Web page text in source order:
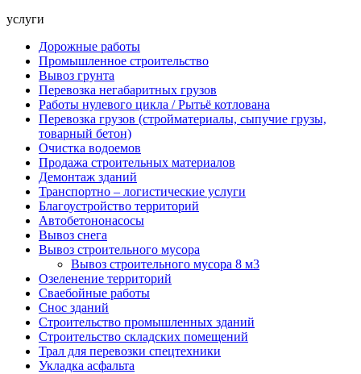
услуги
Дорожные работы
Промышленное строительство
Вывоз грунта
Перевозка негабаритных грузов
Работы нулевого цикла / Рытьё котлована
Перевозка грузов (стройматериалы, сыпучие грузы,
товарный бетон)
Очистка водоемов
Продажа строительных материалов
Демонтаж зданий
Транспортно – логистические услуги
Благоустройство территорий
Автобетононасосы
Вывоз снега
Вывоз строительного мусора
Вывоз строительного мусора 8 м3
Озеленение территорий
Сваебойные работы
Снос зданий
Строительство промышленных зданий
Строительство складских помещений
Трал для перевозки спецтехники
Укладка асфальта